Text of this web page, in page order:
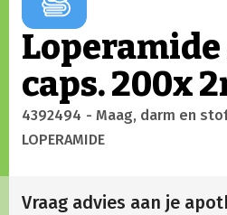
Loperamide
caps. 200x
4392494 - Maag, darm en
LOPERAMIDE
Vraag advies aan je